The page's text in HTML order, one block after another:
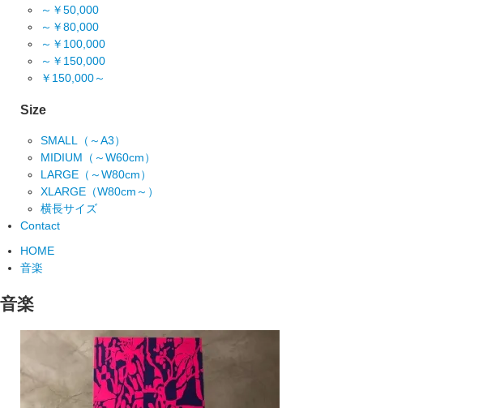
～￥50,000
～￥80,000
～￥100,000
～￥150,000
￥150,000～
Size
SMALL（～A3）
MIDIUM（～W60cm）
LARGE（～W80cm）
XLARGE（W80cm～）
横長サイズ
Contact
HOME
音楽
音楽